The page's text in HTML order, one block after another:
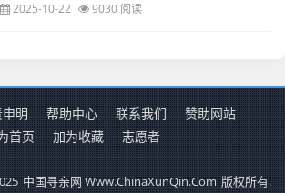
2025-10-22 9030 阅读
明 帮助中心 联系我们
赞助网站
首页
加为收藏 志愿者
中国寻亲网 Www.ChinaXunQin.Com 版权所有.